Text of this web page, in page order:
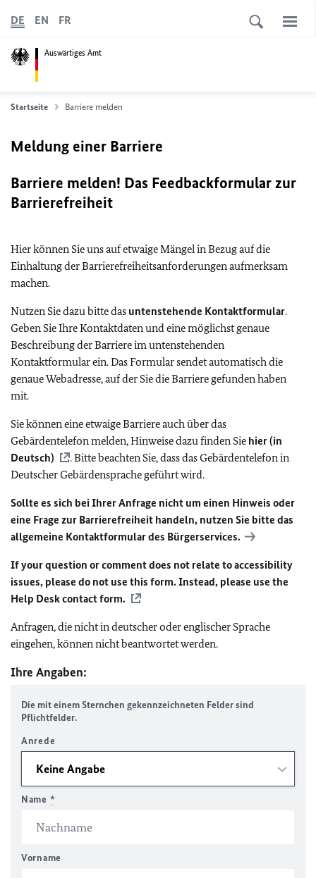
Auswärtiges Amt
DE EN FR
Startseite Barriere melden
Meldung einer Barriere
Barriere melden! Das Feedbackformular zur
Barrierefreiheit
Hier können Sie uns auf etwaige Mängel in Bezug auf die
Einhaltung der Barrierefreiheitsanforderungen aufmerksam
machen.
Nutzen Sie dazu bitte das untenstehende Kontaktformular.
Geben Sie Ihre Kontaktdaten und eine möglichst genaue
Beschreibung der Barriere im untenstehenden
Kontaktformular ein. Das Formular sendet automatisch die
genaue Webadresse, auf der Sie die Barriere gefunden haben
mit.
Sie können eine etwaige Barriere auch über das
Gebärdentelefon melden, Hinweise dazu finden Sie hier (in
Deutsch)
. Bitte beachten Sie, dass das Gebärdentelefon in
Deutscher Gebärdensprache geführt wird.
Sollte es sich bei Ihrer Anfrage nicht um einen Hinweis oder
eine Frage zur Barrierefreiheit handeln, nutzen Sie bitte das
allgemeine Kontaktformular des Bürgerservices.
If your question or comment does not relate to accessibility
issues, please do not use this form. Instead, please use the
Help Desk contact form.
Anfragen, die nicht in deutscher oder englischer Sprache
eingehen, können nicht beantwortet werden.
Ihre Angaben:
Die mit einem Sternchen gekennzeichneten Felder sind
Pflichtfelder.
Anrede
Name *
Vorname